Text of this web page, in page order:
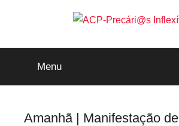
ACP-
Precári@s
Inflexíveis
Menu
Amanhã | Manifestação de